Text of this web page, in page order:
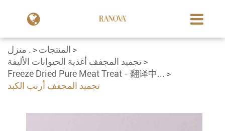
منزل .
المنتجات
تجميد المجفف أغذية الحيوانات الأليفة
Freeze Dried Pure Meat Treat - 翻译中...
تجميد المجفف أرنب الكبد